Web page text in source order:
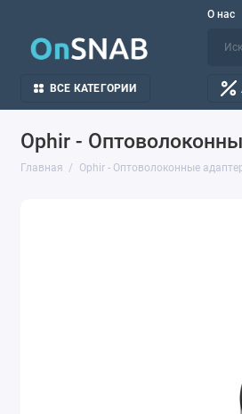
О нас
ВСЕ КАТЕГОРИИ
Ophir -
Главная Ophir - Оптоволоконные